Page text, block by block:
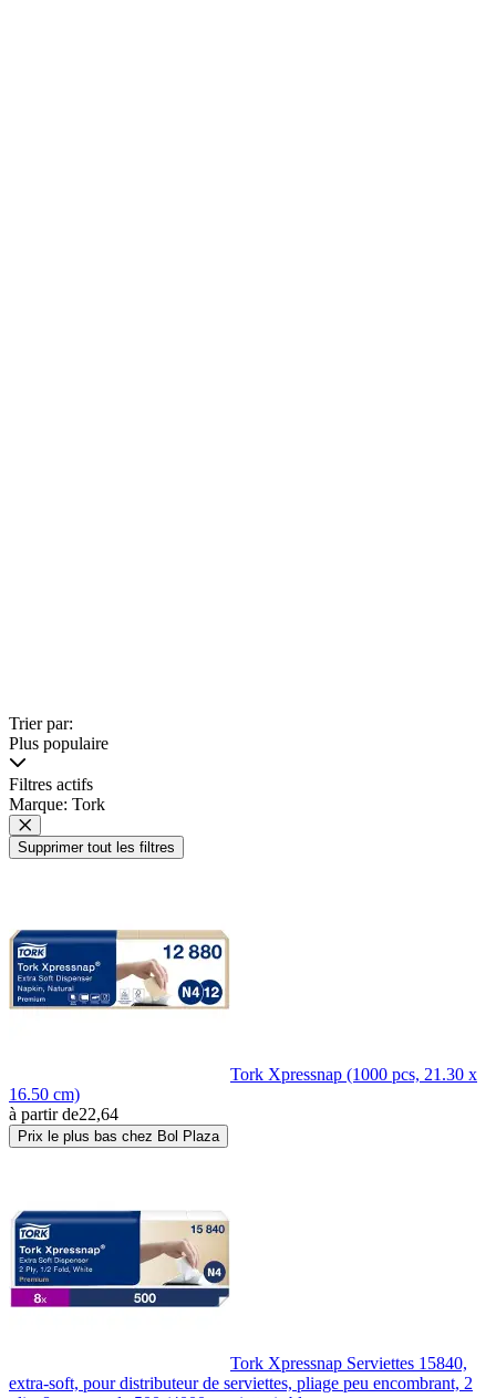
Trier par:
Plus populaire
Filtres actifs
Marque: Tork
Supprimer tout les filtres
Tork Xpressnap (1000 pcs, 21.30 x
16.50 cm)
à partir de22,64
Prix le plus bas chez Bol Plaza
Tork Xpressnap Serviettes 15840,
extra-soft, pour distributeur de serviettes, pliage peu encombrant, 2